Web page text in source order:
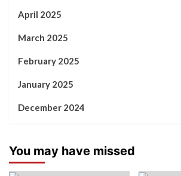
April 2025
March 2025
February 2025
January 2025
December 2024
You may have missed